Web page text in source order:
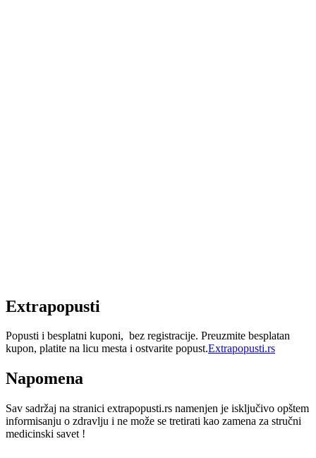
Extrapopusti
Popusti i besplatni kuponi, bez registracije. Preuzmite besplatan
kupon, platite na licu mesta i ostvarite popust.Extrapopusti.rs
Napomena
Sav sadržaj na stranici extrapopusti.rs namenjen je isključivo opštem
informisanju o zdravlju i ne može se tretirati kao zamena za stručni
medicinski savet !